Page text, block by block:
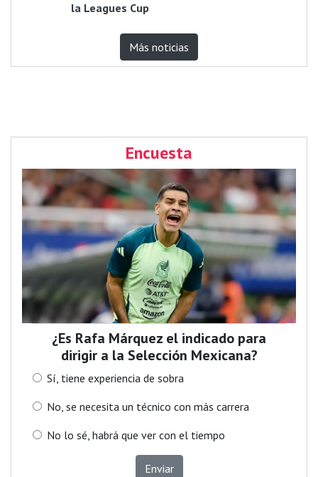
la Leagues Cup
Más noticias
Encuesta
¿Es Rafa Márquez el indicado para
dirigir a la Selección Mexicana?
Sí, tiene experiencia de sobra
No, se necesita un técnico con más carrera
No lo sé, habrá que ver con el tiempo
Enviar